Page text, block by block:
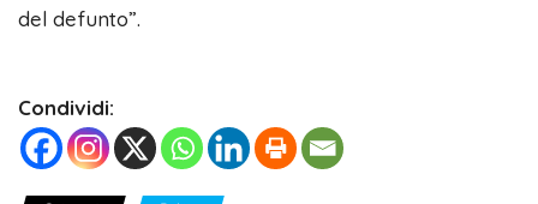
del defunto”.
Condividi: